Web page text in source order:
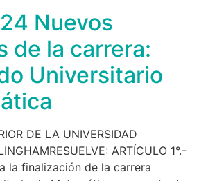
Nuevos
de la carrera:
Universitario
DE LA UNIVERSIDAD
ARTÍCULO 1°.-
la finalización de la carrera